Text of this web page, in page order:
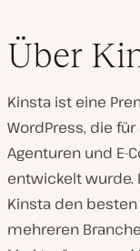
Über
Kinsta ist eine
WordPress, die
Agenturen und E-
entwickelt wurde.
Kinsta den besten
mehreren